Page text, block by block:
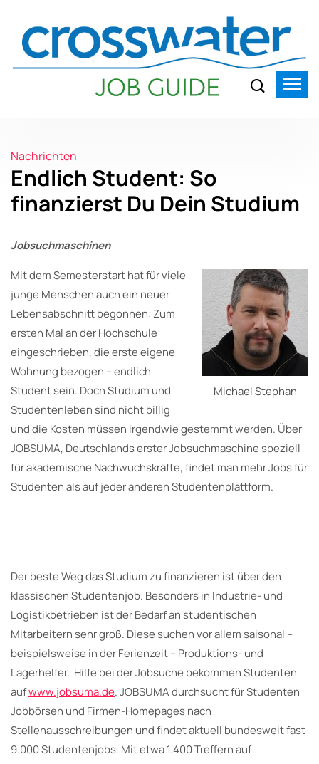
Nachrichten
Endlich Student: So
finanzierst Du Dein Studium
Jobsuchmaschinen
Michael Stephan
Mit dem Semesterstart hat für viele
junge Menschen auch ein neuer
Lebensabschnitt begonnen: Zum
ersten Mal an der Hochschule
eingeschrieben, die erste eigene
Wohnung bezogen – endlich
Student sein. Doch Studium und
Studentenleben sind nicht billig
und die Kosten müssen irgendwie gestemmt werden. Über
JOBSUMA, Deutschlands erster Jobsuchmaschine speziell
für akademische Nachwuchskräfte, findet man mehr Jobs für
Studenten als auf jeder anderen Studentenplattform.
Der beste Weg das Studium zu finanzieren ist über den
klassischen Studentenjob. Besonders in Industrie- und
Logistikbetrieben ist der Bedarf an studentischen
Mitarbeitern sehr groß. Diese suchen vor allem saisonal –
beispielsweise in der Ferienzeit – Produktions- und
Lagerhelfer. Hilfe bei der Jobsuche bekommen Studenten
aufwww.jobsuma.de. JOBSUMA durchsucht für Studenten
Jobbörsen und Firmen-Homepages nach
Stellenausschreibungen und findet aktuell bundesweit fast
9.000 Studentenjobs. Mit etwa 1.400 Treffern auf